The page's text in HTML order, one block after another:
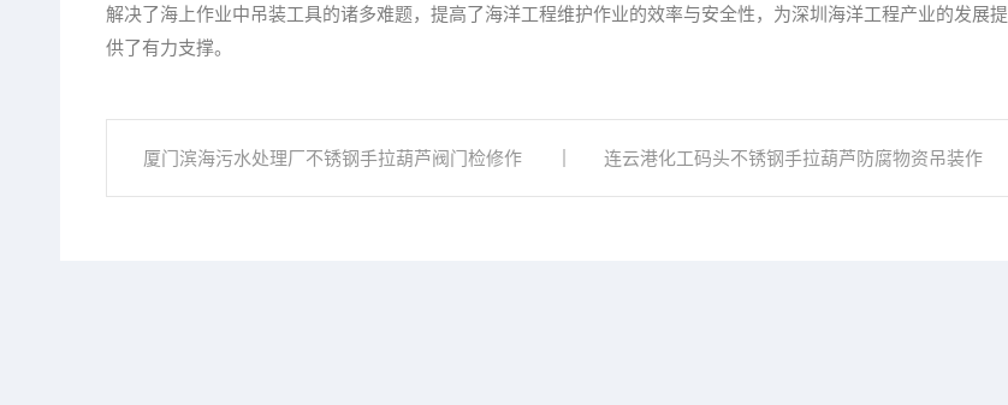
解决了海上作业中吊装工具的诸多难题，提高了海洋工程维护作业的效率与安全性，为深圳海洋工程产业的发展提
供了有力支撑。
厦门滨海污水处理厂不锈钢手拉葫芦阀门检修作 连云港化工码头不锈钢手拉葫芦防腐物资吊装作